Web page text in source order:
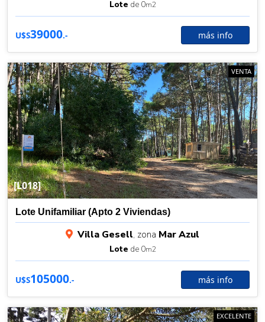
Lote de 0m2
U$S39000.- más info
[L018]
VENTA
Lote Unifamiliar (Apto 2 Viviendas)
Villa Gesell, zona Mar Azul
Lote de 0m2
U$S105000.- más info
EXCELENTE